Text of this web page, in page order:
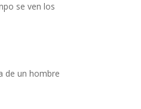
se ven los
de un hombre